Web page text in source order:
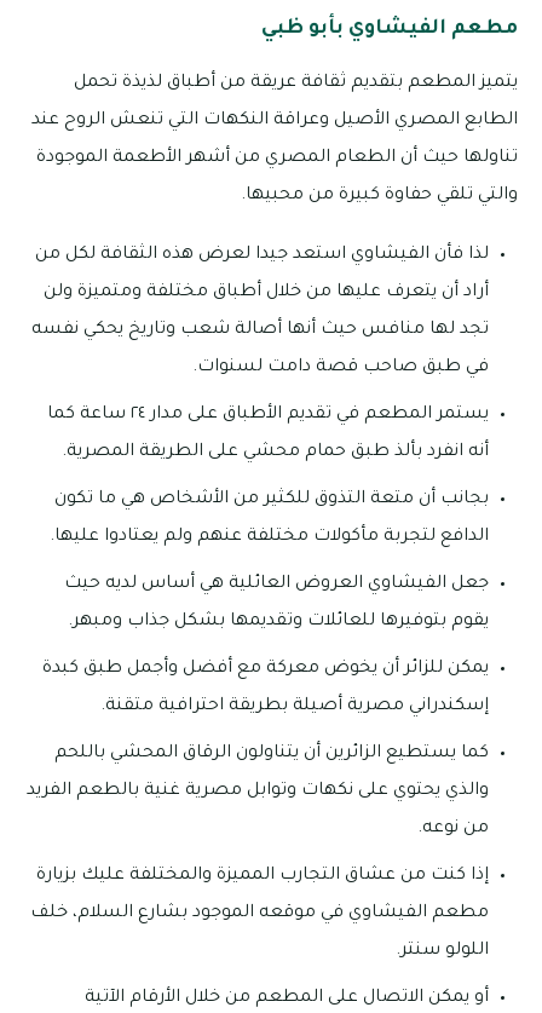
مطعم الفيشاوي بأبو ظبي
يتميز المطعم بتقديم ثقافة عريقة من أطباق لذيذة تحمل
الطابع المصري الأصيل وعراقة النكهات التي تنعش الروح عند
تناولها حيث أن الطعام المصري من أشهر الأطعمة الموجودة
والتي تلقي حفاوة كبيرة من محبيها.
لذا فأن الفيشاوي استعد جيدا لعرض هذه الثقافة لكل من
أراد أن يتعرف عليها من خلال أطباق مختلفة ومتميزة ولن
تجد لها منافس حيث أنها أصالة شعب وتاريخ يحكي نفسه
في طبق صاحب قصة دامت لسنوات.
يستمر المطعم في تقديم الأطباق على مدار ٢٤ ساعة كما
أنه انفرد بألذ طبق حمام محشي على الطريقة المصرية.
بجانب أن متعة التذوق للكثير من الأشخاص هي ما تكون
الدافع لتجربة مأكولات مختلفة عنهم ولم يعتادوا عليها.
جعل الفيشاوي العروض العائلية هي أساس لديه حيث
يقوم بتوفيرها للعائلات وتقديمها بشكل جذاب ومبهر.
يمكن للزائر أن يخوض معركة مع أفضل وأجمل طبق كبدة
إسكندراني مصرية أصيلة بطريقة احترافية متقنة.
كما يستطيع الزائرين أن يتناولون الرقاق المحشي باللحم
والذي يحتوي على نكهات وتوابل مصرية غنية بالطعم الفريد
من نوعه.
إذا كنت من عشاق التجارب المميزة والمختلفة عليك بزيارة
مطعم الفيشاوي في موقعه الموجود بشارع السلام، خلف
اللولو سنتر.
أو يمكن الاتصال على المطعم من خلال الأرقام الآتية